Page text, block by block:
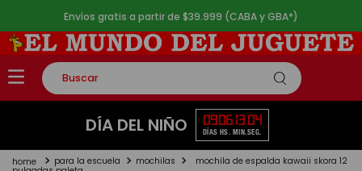
Envíos gratis a partir de $39.999 (CABA y GBA*)
Buscar
TÉRMINOS MÁS BUSCADOS
2.
lego
DÍA DEL NIÑO 09
DÍAS
06
HS.
13
MIN.
04
SEG.
para la escuela mochilas mochila de espalda kawaii skora 12